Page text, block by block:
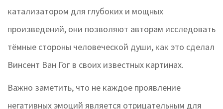
катализатором для глубоких и мощных
произведений, они позволяют авторам исследовать
тёмные стороны человеческой души, как это сделал
Винсент Ван Гог в своих известных картинах.
Важно заметить, что не каждое проявление
негативных эмоций является отрицательным для